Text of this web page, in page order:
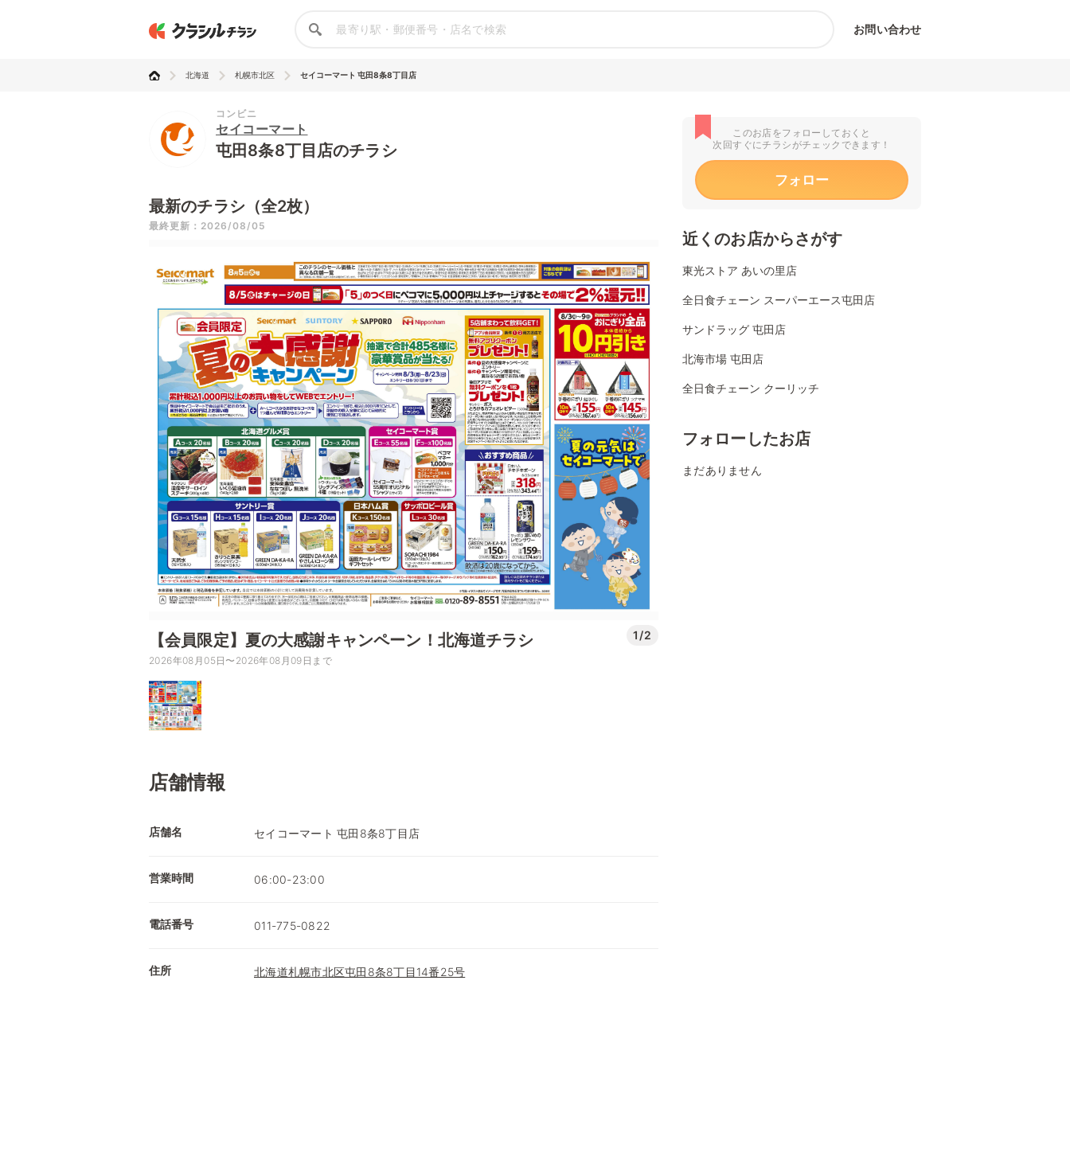
お問い合わせ
北海道 札幌市北区 セイコーマート 屯田8条8丁目店
コンビニ
セイコーマート
屯田8条8丁目店のチラシ
最新のチラシ（全2枚）
最終更新：2026/08/05
【会員限定】夏の大感謝キャンペーン！北海道チラシ 1/2
2026年08月05日〜2026年08月09日まで
店舗情報
店舗名 セイコーマート 屯田8条8丁目店
営業時間 06:00-23:00
電話番号 011-775-0822
住所 北海道札幌市北区屯田8条8丁目14番25号
このお店をフォローしておくと
次回すぐにチラシがチェックできます！
フォロー
近くのお店からさがす
東光ストア あいの里店
全日食チェーン スーパーエース屯田店
サンドラッグ 屯田店
北海市場 屯田店
全日食チェーン クーリッチ
フォローしたお店
まだありません